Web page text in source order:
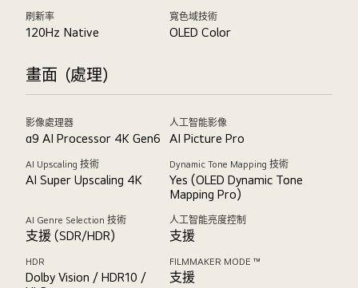
刷新率
120Hz Native
寬色域技術
OLED Color
畫面（處理）
影像處理器
α9 AI Processor 4K Gen6
人工智能影像
AI Picture Pro
AI Upscaling 技術
AI Super Upscaling 4K
Dynamic Tone Mapping 技術
Yes (OLED Dynamic Tone
Mapping Pro)
AI Genre Selection 技術
支援 (SDR/HDR)
人工智能亮度控制
支援
HDR
Dolby Vision / HDR10 /
FILMMAKER MODE ™
支援